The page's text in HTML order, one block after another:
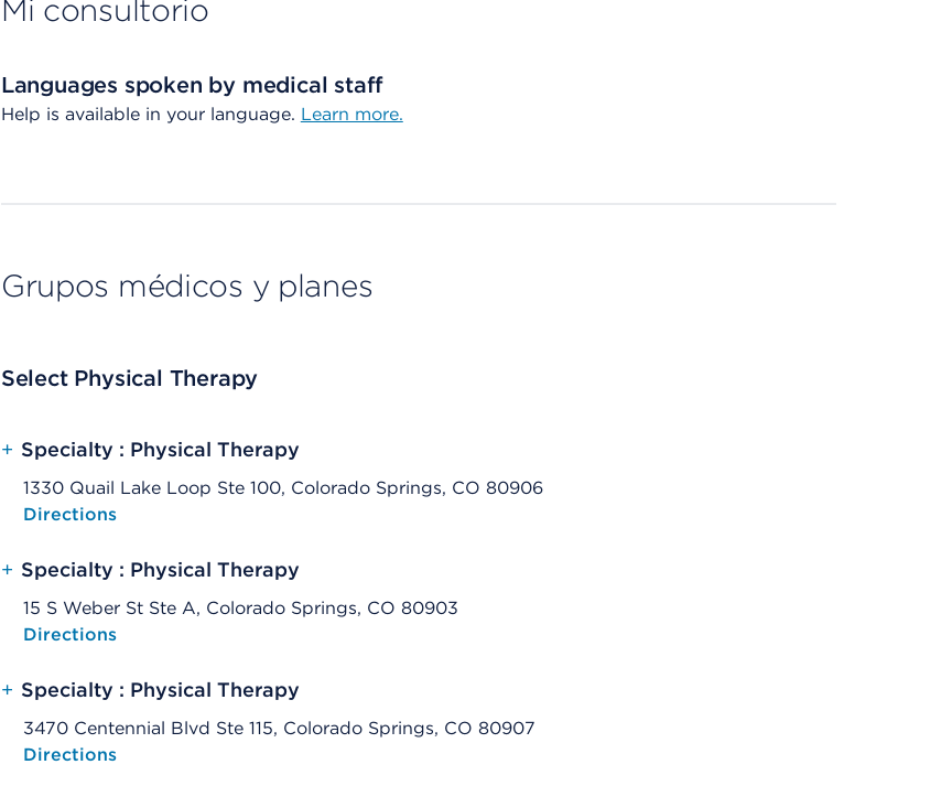
Mi consultorio
Languages spoken by medical staff
Help is available in your language. Learn more.
Grupos médicos y planes
Select Physical Therapy
+ Specialty : Physical Therapy
1330 Quail Lake Loop Ste 100, Colorado Springs, CO 80906
Opens native map application on mobile devices
Directions
+ Specialty : Physical Therapy
15 S Weber St Ste A, Colorado Springs, CO 80903
Opens native map application on mobile devices
Directions
+ Specialty : Physical Therapy
3470 Centennial Blvd Ste 115, Colorado Springs, CO 80907
Opens native map application on mobile devices
Directions